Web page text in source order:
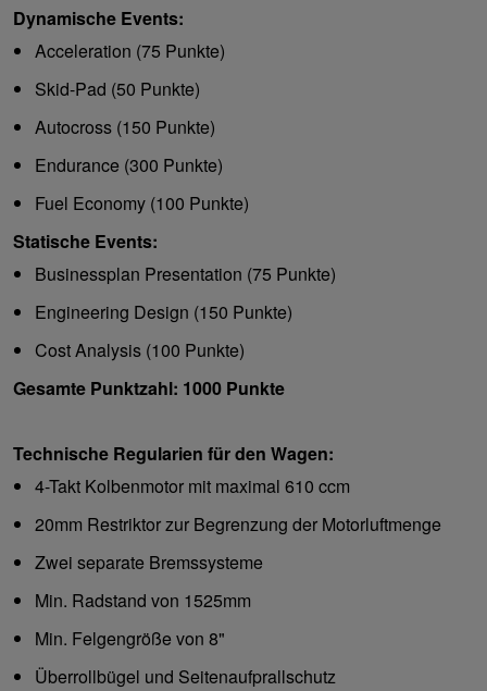
Dynamische Events:
Acceleration (75 Punkte)
Skid-Pad (50 Punkte)
Autocross (150 Punkte)
Endurance (300 Punkte)
Fuel Economy (100 Punkte)
Statische Events:
Businessplan Presentation (75 Punkte)
Engineering Design (150 Punkte)
Cost Analysis (100 Punkte)
Gesamte Punktzahl: 1000 Punkte
Technische Regularien für den Wagen:
4-Takt Kolbenmotor mit maximal 610 ccm
20mm Restriktor zur Begrenzung der Motorluftmenge
Zwei separate Bremssysteme
Min. Radstand von 1525mm
Min. Felgengröße von 8"
Überrollbügel und Seitenaufprallschutz